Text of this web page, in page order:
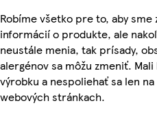
Robíme všetko pre to, aby
informácií o produkte, ale
neustále menia, tak prísady,
alergénov sa môžu zmeniť.
výrobku a nespoliehať sa len
webových stránkach.